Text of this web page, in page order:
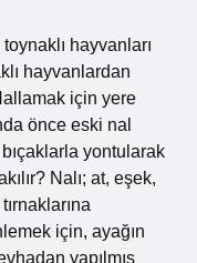
hayvanları
hayvanlardan
için yere
önce eski nal
bıçaklarla yontularak
Nalı; at, eşek,
için, ayağın
yapılmış